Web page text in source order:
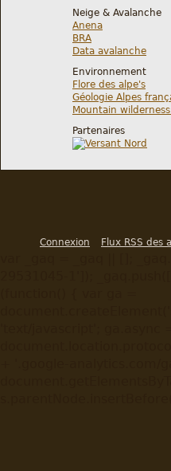
Neige & Avalanche
Anena
BRA
Data avalanche
Environnement
Flore des alpe's
Géologie Alpes
Mountain
Partenaires
Connexion Flux RSS des